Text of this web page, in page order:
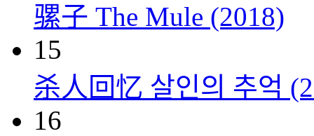
骡子 The Mule (2018)
15
杀人回忆 살인의 추억
16